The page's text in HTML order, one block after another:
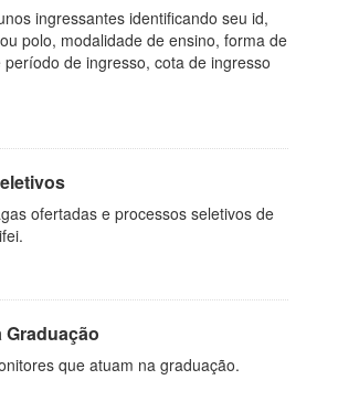
ingressantes identificando seu id,
polo, modalidade de ensino, forma de
de ingresso, cota de ingresso
ofertadas e processos seletivos de
Graduação
que atuam na graduação.